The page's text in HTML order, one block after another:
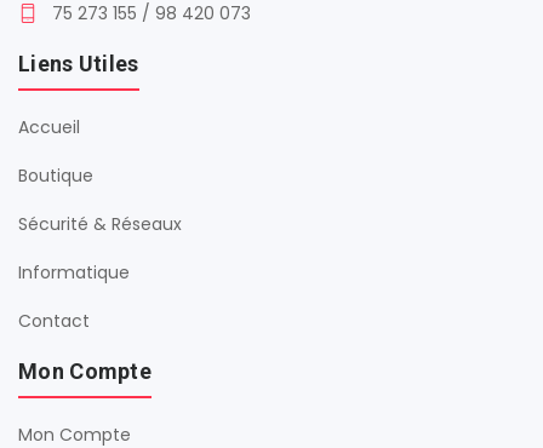
75 273 155 / 98 420 073
Liens Utiles
Accueil
Boutique
Sécurité & Réseaux
Informatique
Contact
Mon Compte
Mon Compte